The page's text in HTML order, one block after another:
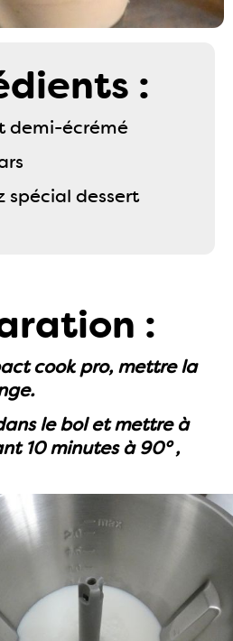
:
demi-écrémé
spécial dessert
:
cook pro, mettre la
le bol et mettre à
10 minutes à 90° ,